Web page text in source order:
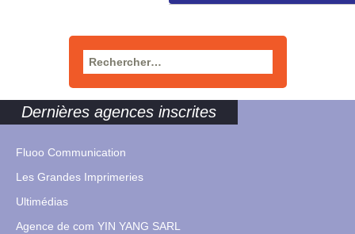
Rechercher :
Dernières agences inscrites
Fluoo Communication
Les Grandes Imprimeries
Ultimédias
Agence de com YIN YANG SARL